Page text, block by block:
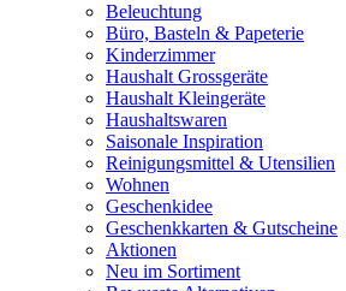
Beleuchtung
Büro, Basteln & Papeterie
Kinderzimmer
Haushalt Grossgeräte
Haushalt Kleingeräte
Haushaltswaren
Saisonale Inspiration
Reinigungsmittel & Utensilien
Wohnen
Geschenkidee
Geschenkkarten & Gutscheine
Aktionen
Neu im Sortiment